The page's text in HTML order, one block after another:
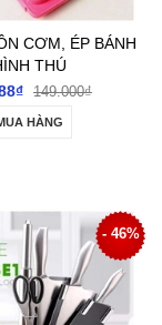
CƠM, ÉP BÁNH
THÚ
149.000₫
HÀNG
- 46%